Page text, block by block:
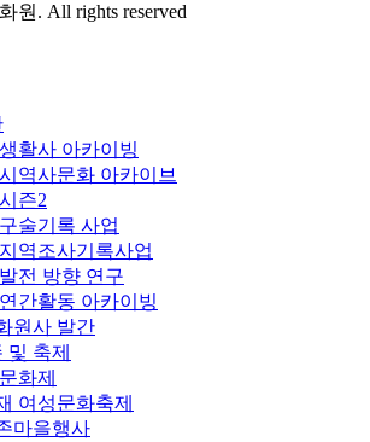
원. All rights reserved
활사 아카이빙
역사문화 아카이브
즌2
술기록 사업
역조사기록사업
전 방향 연구
간활동 아카이빙
원사 발간
및 축제
화제
여성문화축제
마을행사